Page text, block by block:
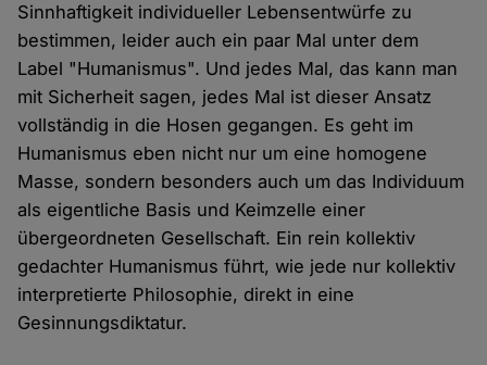
Sinnhaftigkeit individueller Lebensentwürfe zu
bestimmen, leider auch ein paar Mal unter dem
Label "Humanismus". Und jedes Mal, das kann man
mit Sicherheit sagen, jedes Mal ist dieser Ansatz
vollständig in die Hosen gegangen. Es geht im
Humanismus eben nicht nur um eine homogene
Masse, sondern besonders auch um das Individuum
als eigentliche Basis und Keimzelle einer
übergeordneten Gesellschaft. Ein rein kollektiv
gedachter Humanismus führt, wie jede nur kollektiv
interpretierte Philosophie, direkt in eine
Gesinnungsdiktatur.